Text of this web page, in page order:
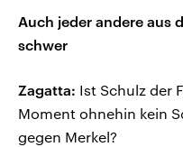
Auch jeder andere aus
schwer
Zagatta: Ist Schulz der
Moment ohnehin kein
gegen Merkel?